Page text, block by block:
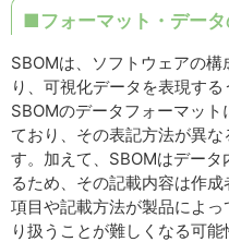
■フォーマット・デー
SBOMは、ソフトウェアの
り、可視化データを表現する
SBOMのデータフォーマッ
ており、その表記方法が異
す。加えて、SBOMはデー
るため、その記載内容は作
項目や記載方法が製品によ
り扱うことが難しくなる可能